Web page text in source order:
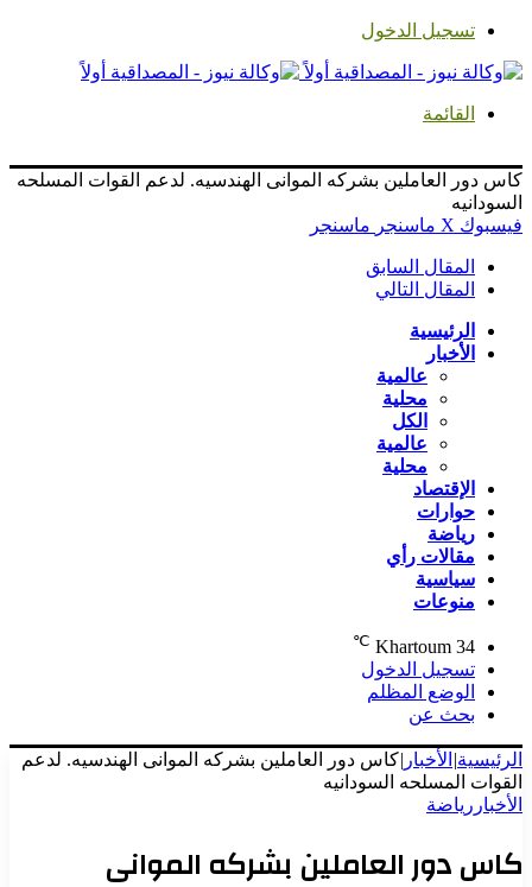
تسجيل الدخول
القائمة
كاس دور العاملين بشركه الموانى الهندسيه. لدعم القوات المسلحه
السودانيه
فيسبوك ‫X ماسنجر ماسنجر
المقال السابق
المقال التالي
الرئيسية
الأخبار
عالمية
محلية
الكل
عالمية
محلية
الإقتصاد
حوارات
رياضة
مقالات رأي
سياسية
منوعات
Khartoum 34
℃
تسجيل الدخول
الوضع المظلم
بحث عن
الرئيسية| الأخبار |كاس دور العاملين بشركه الموانى الهندسيه. لدعم
القوات المسلحه السودانيه
الأخبار رياضة
كاس دور العاملين بشركه الموانى